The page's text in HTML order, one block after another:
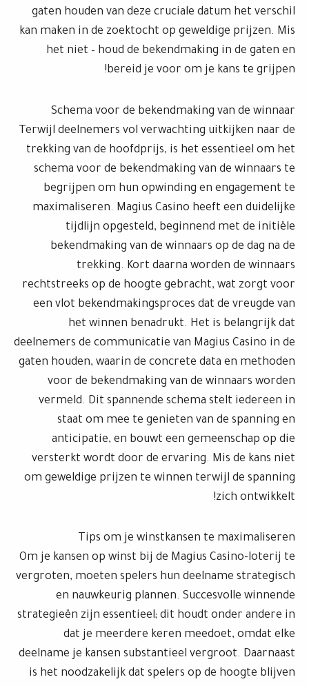
gaten houden van deze cruciale datum het verschil
kan maken in de zoektocht op geweldige prijzen. Mis
het niet – houd de bekendmaking in de gaten en
bereid je voor om je kans te grijpen!
Schema voor de bekendmaking van de winnaar
Terwijl deelnemers vol verwachting uitkijken naar de
trekking van de hoofdprijs, is het essentieel om het
schema voor de bekendmaking van de winnaars te
begrijpen om hun opwinding en engagement te
maximaliseren. Magius Casino heeft een duidelijke
tijdlijn opgesteld, beginnend met de initiële
bekendmaking van de winnaars op de dag na de
trekking. Kort daarna worden de winnaars
rechtstreeks op de hoogte gebracht, wat zorgt voor
een vlot bekendmakingsproces dat de vreugde van
het winnen benadrukt. Het is belangrijk dat
deelnemers de communicatie van Magius Casino in de
gaten houden, waarin de concrete data en methoden
voor de bekendmaking van de winnaars worden
vermeld. Dit spannende schema stelt iedereen in
staat om mee te genieten van de spanning en
anticipatie, en bouwt een gemeenschap op die
versterkt wordt door de ervaring. Mis de kans niet
om geweldige prijzen te winnen terwijl de spanning
zich ontwikkelt!
Tips om je winstkansen te maximaliseren
Om je kansen op winst bij de Magius Casino-loterij te
vergroten, moeten spelers hun deelname strategisch
en nauwkeurig plannen. Succesvolle winnende
strategieën zijn essentieel; dit houdt onder andere in
dat je meerdere keren meedoet, omdat elke
deelname je kansen substantieel vergroot. Daarnaast
is het noodzakelijk dat spelers op de hoogte blijven